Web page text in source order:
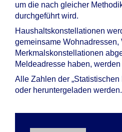
um die nach gleicher
durchgeführt wird.
Haushaltskonstellationen
gemeinsame
Merkmalskonstellationen
Melde­adresse haben,
Alle Zahlen der
oder heruntergeladen werden.